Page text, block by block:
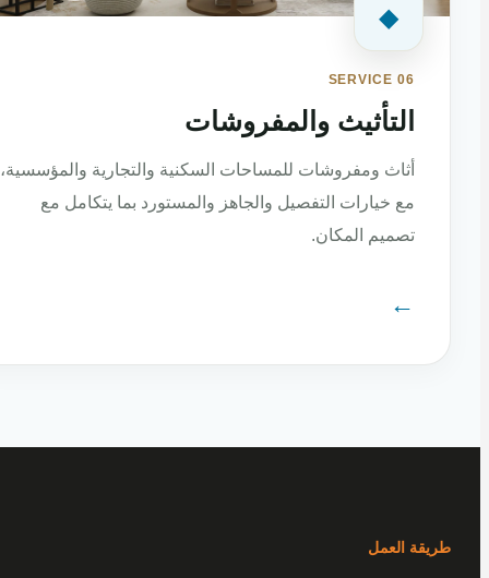
◆
SERVICE 06
التأثيث والمفروشات
أثاث ومفروشات للمساحات السكنية والتجارية والمؤسسية،
مع خيارات التفصيل والجاهز والمستورد بما يتكامل مع
تصميم المكان.
العمل